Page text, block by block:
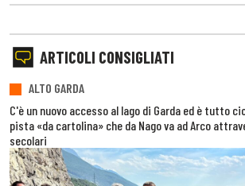
ARTICOLI CONSIGLIATI
ALTO GARDA
C'è un nuovo accesso al lago di Garda ed è tutto
pista «da cartolina» che da Nago va ad Arco
secolari